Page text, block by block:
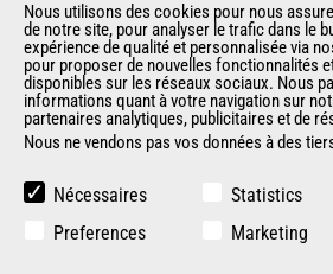
Evénements
Actualités
Historique
CGV Manitou BF
AUTRES SITES DU GROUPE
Manitou Group
Nous utilisons des cookies pour nous
de notre site, pour analyser le trafic dans le
expérience de qualité et personnalisée via
pour proposer de nouvelles fonctionnalités
disponibles sur les réseaux sociaux. Nous
informations quant à votre navigation sur
partenaires analytiques, publicitaires et de
Nous ne vendons pas vos données à des
Nécessaires
Statistics
Preferences
Marketing